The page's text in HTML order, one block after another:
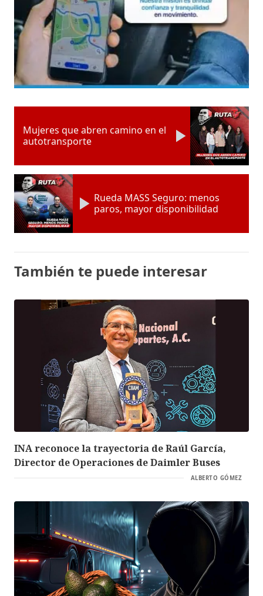
Mujeres que abren camino en el
autotransporte
Rueda MASS Seguro: menos
paros, mayor disponibilidad
También te puede interesar
INA reconoce la trayectoria de Raúl García,
Director de Operaciones de Daimler Buses
ALBERTO GÓMEZ